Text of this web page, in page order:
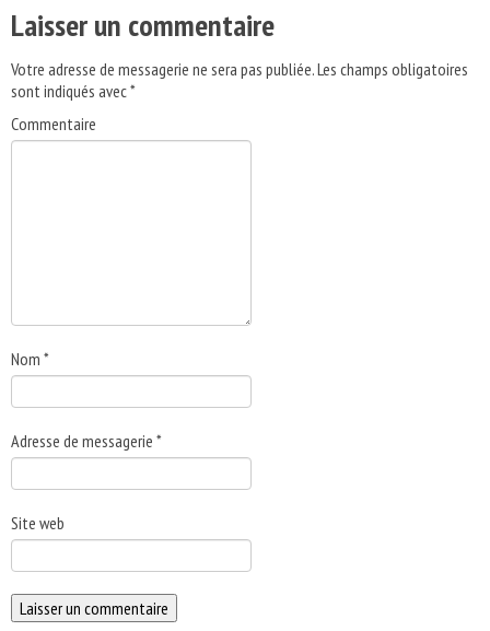
Laisser un commentaire
Votre adresse de messagerie ne sera pas publiée.Les champs obligatoires
sont indiqués avec*
Commentaire
Nom *
Adresse de messagerie *
Site web